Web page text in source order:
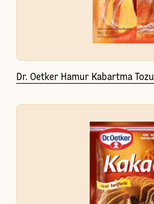
Dr. Oetker Hamur Kabartma Tozu